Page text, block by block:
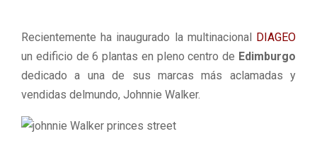
E
N
U
Recientemente ha inaugurado la multinacional DIAGEO
un edificio de 6 plantas en pleno centro de Edimburgo
dedicado a una de sus marcas más aclamadas y
vendidas delmundo, Johnnie Walker.